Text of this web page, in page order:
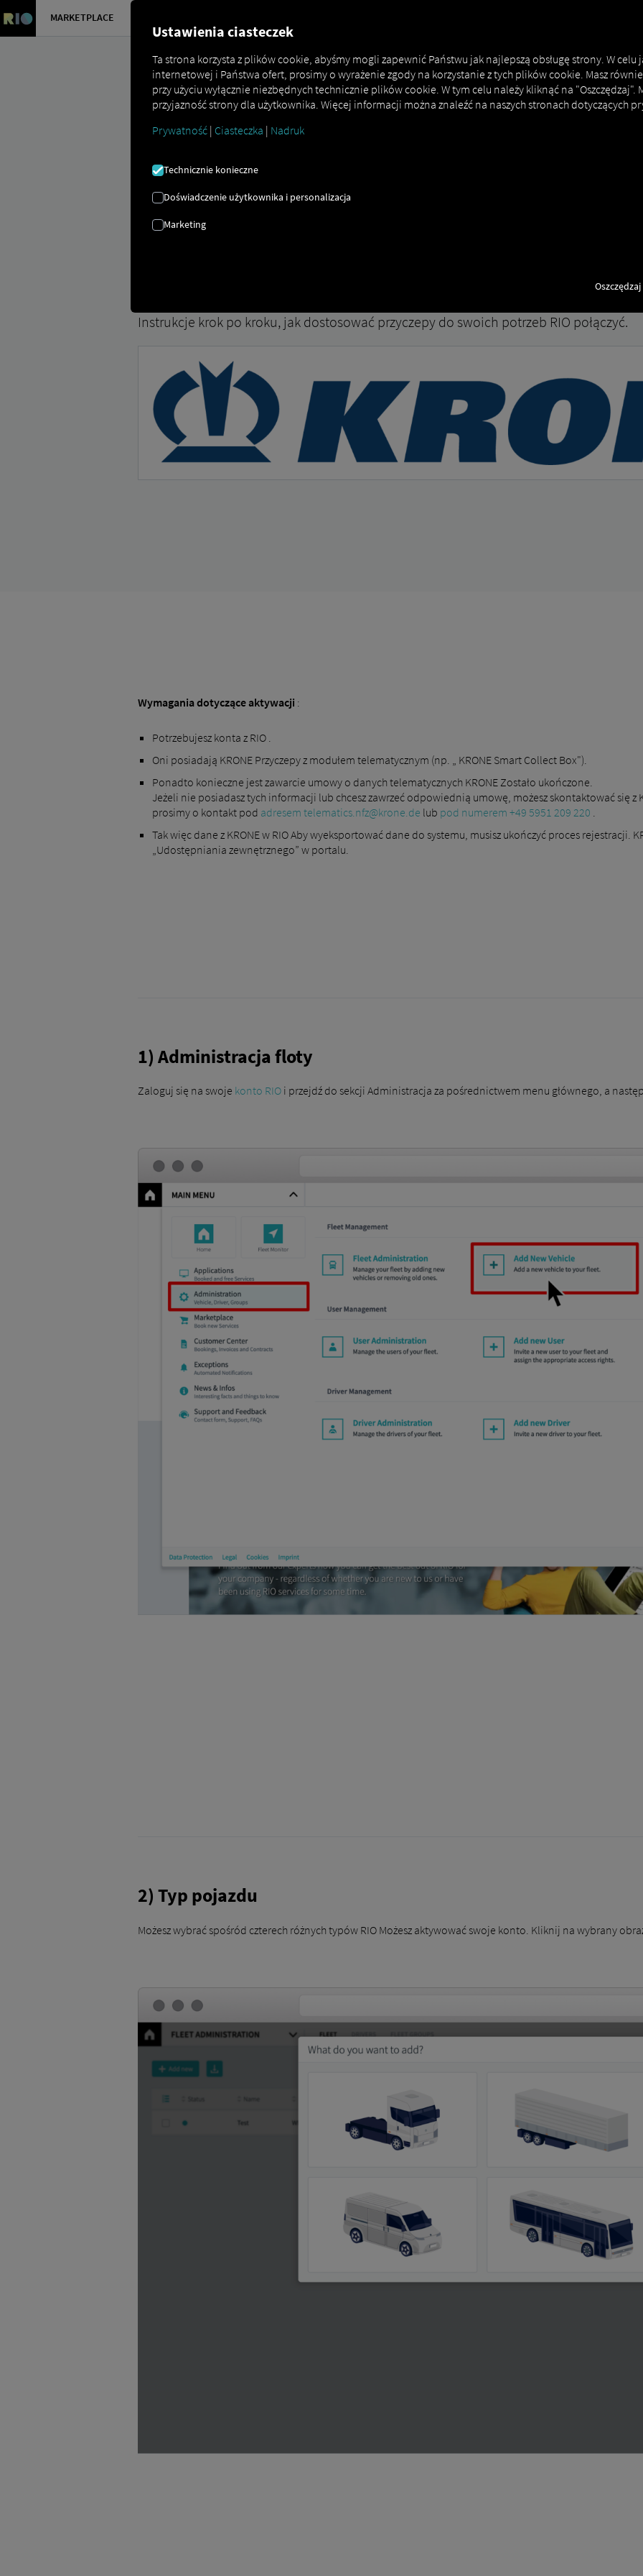
MARKETPLACE
Instrukcje krok po kroku, jak dostosować przyczepy do swoich potrzeb RIO połączyć.
Wymagania dotyczące aktywacji :
Potrzebujesz konta z RIO .
Oni posiadają KRONE Przyczepy z modułem telematycznym (np. „ KRONE Smart Collect Box").
Ponadto konieczne jest zawarcie umowy o danych telematycznych KRONE Zostało ukończone.
Jeżeli nie posiadasz tych informacji lub chcesz zawrzeć odpowiednią umowę, możesz skontaktować się z
prosimy o kontakt pod adresem telematics.nfz@krone.de lub pod numerem +49 5951 209 220 .
Tak więc dane z KRONE w RIO Aby wyeksportować dane do systemu, musisz ukończyć proces rejestracji.
„Udostępniania zewnętrznego” w portalu.
1) Administracja floty
Zaloguj się na swoje konto RIO i przejdź do sekcji Administracja za pośrednictwem menu głównego, a
2) Typ pojazdu
Możesz wybrać spośród czterech różnych typów RIO Możesz aktywować swoje konto. Kliknij na wybrany
Ustawienia ciasteczek
Ta strona korzysta z plików cookie, abyśmy mogli zapewnić Państwu jak najlepszą obsługę strony. W
internetowej i Państwa ofert, prosimy o wyrażenie zgody na korzystanie z tych plików cookie. Masz
przy użyciu wyłącznie niezbędnych technicznie plików cookie. W tym celu należy kliknąć na "Oszczędzaj".
przyjazność strony dla użytkownika. Więcej informacji można znaleźć na naszych stronach dotyczących
Prywatność | Ciasteczka | Nadruk
Technicznie konieczne
Doświadczenie użytkownika i personalizacja
Marketing
Oszczędzaj